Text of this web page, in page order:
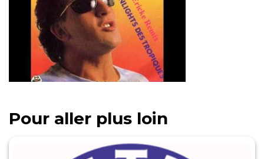
Pour aller plus loin